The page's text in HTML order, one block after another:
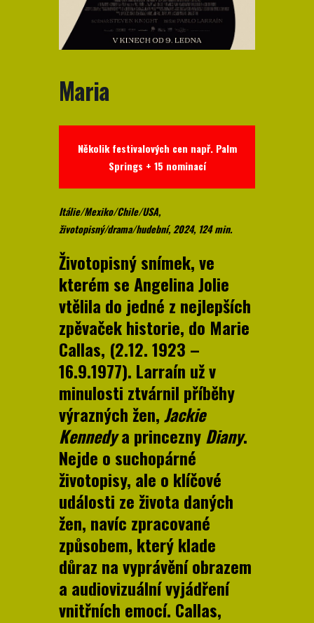
Maria
Několik festivalových cen např. Palm
Springs + 15 nominací
Itálie/Mexiko/Chile/USA,
životopisný/drama/hudební, 2024, 124 min.
Životopisný snímek, ve
kterém se Angelina Jolie
vtělila do jedné z nejlepších
zpěvaček historie, do Marie
Callas, (2.12. 1923 –
16.9.1977). Larraín už v
minulosti ztvárnil příběhy
výrazných žen,Jackie
Kennedya princeznyDiany.
Nejde o suchopárné
životopisy, ale o klíčové
události ze života daných
žen, navíc zpracované
způsobem, který klade
důraz na vyprávění obrazem
a audiovizuální vyjádření
vnitřních emocí. Callas,